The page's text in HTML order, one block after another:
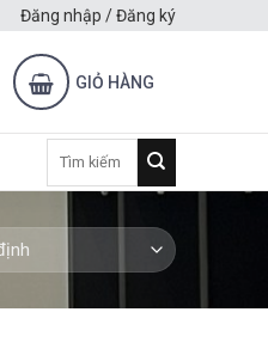
Đăng nhập / Đăng ký
GIỎ HÀNG
kiếm: